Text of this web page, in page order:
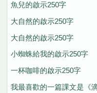
魚兒的啟示250字
大自然的啟示250字
大自然的啟示250字
小蜘蛛給我的啟示250字
一杯咖啡的啟示250字
我最喜歡的一篇課文是《